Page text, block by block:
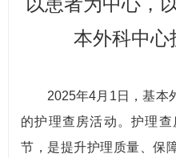
本外科中心
2025年4月1日，基本外
的护理查房活动。护理
节，是提升护理质量、保